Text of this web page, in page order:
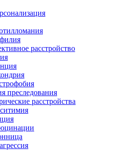
расстройство
преследования
расстройства